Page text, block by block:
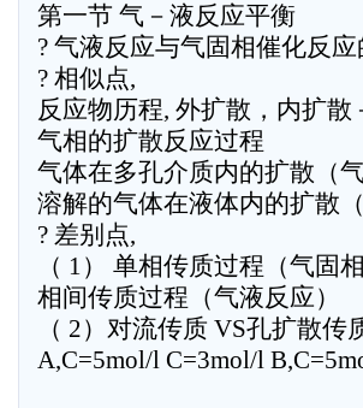
第一节 气－液反应平衡
? 气液反应与气固相催化反应
? 相似点,
反应物历程, 外扩散，内扩散
气相的扩散反应过程
气体在多孔介质内的扩散（
溶解的气体在液体内的扩散
? 差别点,
（ 1） 单相传质过程（气固
相间传质过程（气液反应）
（ 2）对流传质 VS孔扩散传
A,C=5mol/l C=3mol/l